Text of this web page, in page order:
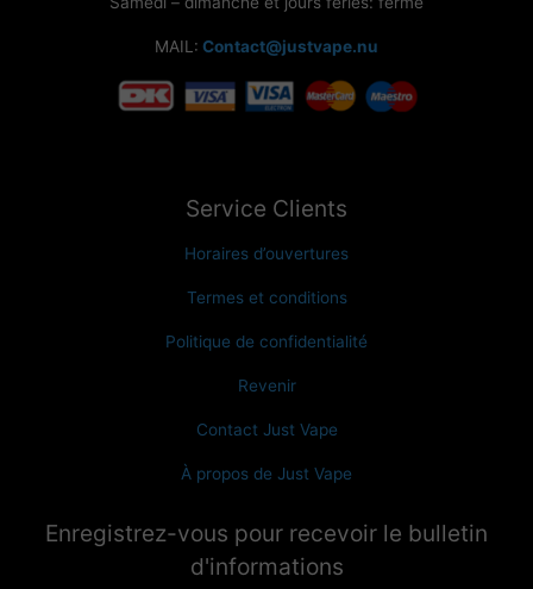
MAIL: Contact@justvape.nu
Service Clients
Horaires d’ouvertures
Termes et conditions
Politique de confidentialité
Revenir
Contact Just Vape
À propos de Just Vape
Enregistrez-vous pour recevoir le bulletin
d'informations